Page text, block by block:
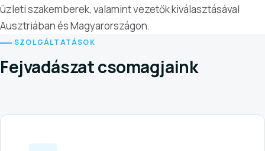
üzleti szakemberek, valamint vezetők kiválasztásával
Ausztriában és Magyarországon.
SZOLGÁLTATÁSOK
Fejvadászat csomagjaink